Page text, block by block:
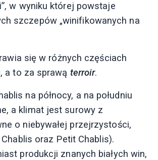
w wyniku której powstaje
szczepów „winifikowanych na
się w różnych częściach
a to za sprawą terroir.
na północy, a na południu
a klimat jest surowy z
o niebywałej przejrzystości,
oraz Petit Chablis).
produkcji znanych białych win,